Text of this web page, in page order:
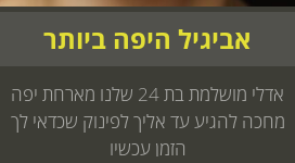
אביגיל היפה ביותר
אדלי מושלמת בת 24 שלנו מארחת יפה
מחכה להגיע עד אליך לפינוק שכדאי לך
הזמן עכשיו